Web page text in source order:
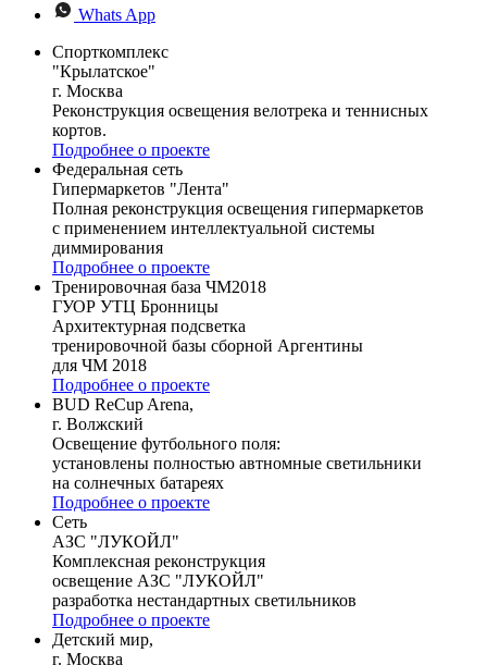
Whats App
Спорткомплекс
"Крылатское"
г. Москва
Реконструкция освещения велотрека и теннисных
кортов.
Подробнее о проекте
Федеральная сеть
Гипермаркетов "Лента"
Полная реконструкция освещения гипермаркетов
с применением интеллектуальной системы
диммирования
Подробнее о проекте
Тренировочная база ЧМ2018
ГУОР УТЦ Бронницы
Архитектурная подсветка
тренировочной базы сборной Аргентины
для ЧМ 2018
Подробнее о проекте
BUD ReCup Arena,
г. Волжский
Освещение футбольного поля:
установлены полностью автномные светильники
на солнечных батареях
Подробнее о проекте
Сеть
АЗС "ЛУКОЙЛ"
Комплексная реконструкция
освещение АЗС "ЛУКОЙЛ"
разработка нестандартных светильников
Подробнее о проекте
Детский мир,
г. Москва